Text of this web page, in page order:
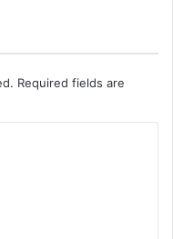
Required fields are